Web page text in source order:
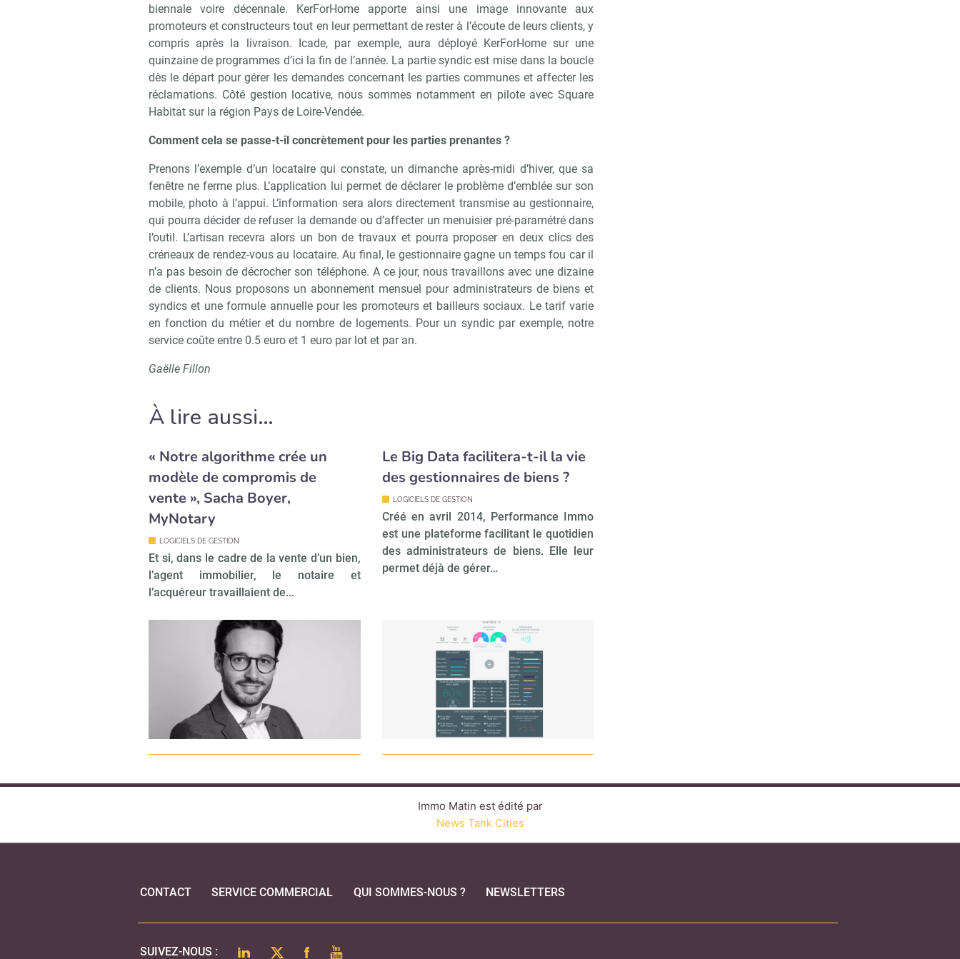
biennale voire décennale. KerForHome apporte ainsi une image innovante aux
promoteurs et constructeurs tout en leur permettant de rester à l’écoute de leurs clients, y
compris après la livraison. Icade, par exemple, aura déployé KerForHome sur une
quinzaine de programmes d’ici la fin de l’année. La partie syndic est mise dans la boucle
dès le départ pour gérer les demandes concernant les parties communes et affecter les
réclamations. Côté gestion locative, nous sommes notamment en pilote avec Square
Habitat sur la région Pays de Loire-Vendée.
Comment cela se passe-t-il concrètement pour les parties prenantes ?
Prenons l’exemple d’un locataire qui constate, un dimanche après-midi d’hiver, que sa
fenêtre ne ferme plus. L’application lui permet de déclarer le problème d’emblée sur son
mobile, photo à l’appui. L’information sera alors directement transmise au gestionnaire,
qui pourra décider de refuser la demande ou d’affecter un menuisier pré-paramétré dans
l’outil. L’artisan recevra alors un bon de travaux et pourra proposer en deux clics des
créneaux de rendez-vous au locataire. Au final, le gestionnaire gagne un temps fou car il
n’a pas besoin de décrocher son téléphone. A ce jour, nous travaillons avec une dizaine
de clients. Nous proposons un abonnement mensuel pour administrateurs de biens et
syndics et une formule annuelle pour les promoteurs et bailleurs sociaux. Le tarif varie
en fonction du métier et du nombre de logements. Pour un syndic par exemple, notre
service coûte entre 0.5 euro et 1 euro par lot et par an.
Gaëlle Fillon
À lire aussi…
« Notre algorithme crée un
modèle de compromis de
vente », Sacha Boyer,
MyNotary
LOGICIELS DE GESTION
Et si, dans le cadre de la vente d’un bien,
l’agent immobilier, le notaire et
l’acquéreur travaillaient de...
Le Big Data facilitera-t-il la vie
des gestionnaires de biens ?
LOGICIELS DE GESTION
Créé en avril 2014, Performance Immo
est une plateforme facilitant le quotidien
des administrateurs de biens. Elle leur
permet déjà de gérer…
Recevoir Immo Matin Abonnez-vous à notre newsletter
Non merci, je reçois déjà ! Je déciderai plus tard
Immo Matin est édité par
News Tank Cities
CONTACT SERVICE COMMERCIAL QUI SOMMES-NOUS ? NEWSLETTERS
SUIVEZ-NOUS : LINKEDINTWITTERFACEBOOK
YOUTUBE